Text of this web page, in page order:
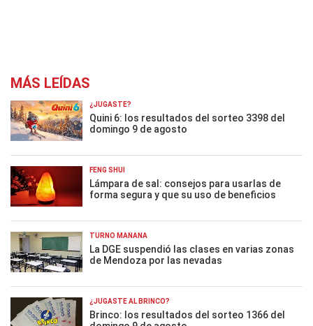
MÁS LEÍDAS
¿JUGASTE?
Quini 6: los resultados del sorteo 3398 del
domingo 9 de agosto
FENG SHUI
Lámpara de sal: consejos para usarlas de
forma segura y que su uso de beneficios
TURNO MAÑANA
La DGE suspendió las clases en varias zonas
de Mendoza por las nevadas
¿JUGASTE AL BRINCO?
Brinco: los resultados del sorteo 1366 del